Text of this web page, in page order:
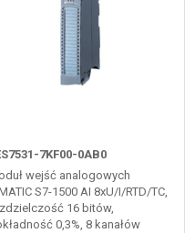
7KF00-0AB0
wejść analogowych
S7-1500 AI 8xU/I/RTD/TC,
16 bitów,
0,3%, 8 kanałów